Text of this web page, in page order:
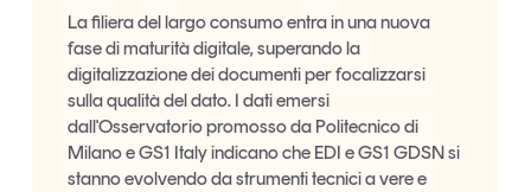
La filiera del largo consumo entra in una nuova
fase di maturità digitale, superando la
digitalizzazione dei documenti per focalizzarsi
sulla qualità del dato. I dati emersi
dall'Osservatorio promosso da Politecnico di
Milano e GS1 Italy indicano che EDI e GS1 GDSN si
stanno evolvendo da strumenti tecnici a vere e